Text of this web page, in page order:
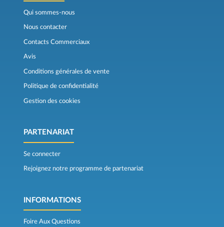
Qui sommes-nous
Nous contacter
Contacts Commerciaux
Avis
Conditions générales de vente
Politique de confidentialité
Gestion des cookies
PARTENARIAT
Se connecter
Rejoignez notre programme de partenariat
INFORMATIONS
Foire Aux Questions